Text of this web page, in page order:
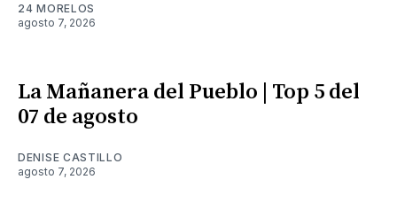
24 MORELOS
agosto 7, 2026
La Mañanera del Pueblo | Top 5 del
07 de agosto
DENISE CASTILLO
agosto 7, 2026